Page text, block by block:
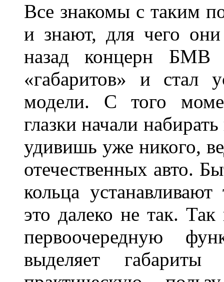
Все знакомы с таким
и знают, для чего
назад концерн БМВ
«габаритов» и стал
модели. С того
глазки начали
удивишь уже никого,
отечественных авто.
кольца
это далеко не так. Так
первоочередную
выделяет